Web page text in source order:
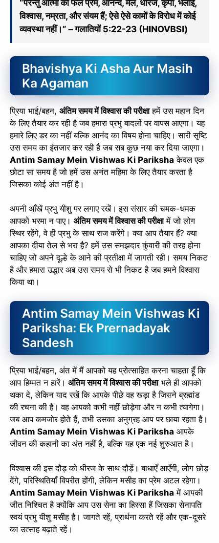
“परन्तु आत्मा का फल प्रेम, आनन्द, मेल, धीरज, कृपा, भलाई,
विश्वास, नम्रता, और संयम हैं; ऐसे ऐसे कामों के विरोध में कोई
व्यवस्था नहीं।” – गलातियों 5:22-23 (HINOVBSI)
Bhavishya Ki Asha Aur Masih
Ka Agaman
प्रिया भाई/बहन, अंतिम समय में विश्वास की परीक्षाहमें उस महान दिन
के लिए तैयार कर रही है जब हमारा प्रभु बादलों पर वापस आएगा। यह
हमारे लिए डर का नहीं बल्कि आनंद का विषय होना चाहिए। सारी सृष्टि
उस समय का इंतजार कर रही है जब सब कुछ नया कर दिया जाएगा।
Antim Samay Mein Vishwas Ki Pariksha केवल एक
छोटा सा समय है जो हमें उस अनंत महिमा के लिए तैयार करता है
जिसका कोई अंत नहीं है।
अपनी आँखें प्रभु यीशु पर लगाए रखें। इस संसार की चमक-धमक
आपको भरमा न पाए। अंतिम समय में विश्वास की परीक्षामें जो लोग
स्थिर रहेंगे, वे ही प्रभु के साथ राज करेंगे। क्या आप तैयार हैं? क्या
आपका दीया तेल से भरा है? हमें उस समझदार कुंवारी की तरह होना
चाहिए जो अपने दूल्हे के आने की प्रतीक्षा में जागती रही। समय निकट
है और हमारा उद्धार अब उस समय से भी निकट है जब हमने विश्वास
किया था।
Antim Samay Mein Vishwas Ki
Pariksha: Ek Prernadayak
Sandesh
प्रिया भाई/बहन, अंत में मैं आपको यह प्रोत्साहित करना चाहता हूँ कि
आप हिम्मत न हारें। अंतिम समय में विश्वास की परीक्षाभले ही आपको
थका दे, लेकिन याद रखें कि आपके पीछे वह खड़ा है जिसने ब्रह्मांड
की रचना की है। वह आपको कभी नहीं छोड़ेगा और न कभी त्यागेगा।
जब आप कमजोर होते हैं, तभी उसका अनुग्रह आप पर छाया रहता है।
Antim Samay Mein Vishwas Ki Pariksha आपके
जीवन की कहानी का अंत नहीं है, बल्कि यह एक नई शुरुआत है।
विश्वास की इस दौड़ को धीरज के साथ दौड़ें। बाधाएँ आएँगी, लोग छोड़
देंगे, परिस्थितियाँ विपरीत होंगी, लेकिन मसीह का प्रेम अटल रहेगा।
Antim Samay Mein Vishwas Ki Pariksha में आपकी
जीत निश्चित है क्योंकि आप उस सेना का हिस्सा हैं जिसका सेनापति
स्वयं प्रभु यीशु मसीह है। जागते रहें, प्रार्थना करते रहें और एक-दूसरे
का उत्साह बढ़ाते रहें।